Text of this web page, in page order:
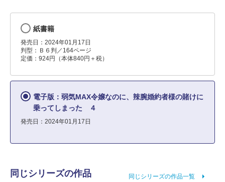
紙書籍
発売日：2024年01月17日
判型：Ｂ６判／164ページ
定価：924円（本体840円＋税）
電子版：弱気MAX令嬢なのに、辣腕婚約者様の賭けに
乗ってしまった ４
発売日：2024年01月17日
同じシリーズの作品 同じシリーズの作品一覧